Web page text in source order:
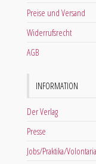
Preise und Versand
Widerrufsrecht
AGB
INFORMATION
Der Verlag
Presse
Jobs/Praktika/